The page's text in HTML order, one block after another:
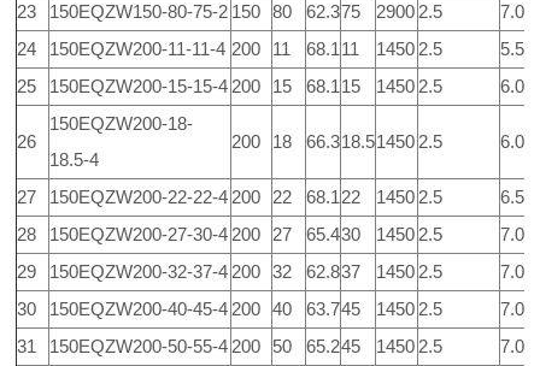
23
150EQZW150-80-75-2 150 80 62.375 2900 2.5
7.0
24
150EQZW200-11-11-4 200 11 68.1 11 1450 2.5
5.5
25
150EQZW200-15-15-4 200 15 68.1 15 1450 2.5 6.0 0
26
150EQZW200-18-
18.5-4
200 18 66.318.51450 2.5 6.0
27 150EQZW200-22-22-4 200 22 68.1 22 1450 2.5
6.5
28
150EQZW200-27-30-4 200 27 65.430 1450 2.5
7.0
29
150EQZW200-32-37-4 200 32 62.837 1450 2.5
7.0
30
150EQZW200-40-45-4 200 40 63.745 1450 2.5
7.0
31
150EQZW200-50-55-4 200 50 65.245 1450 2.5
7.0